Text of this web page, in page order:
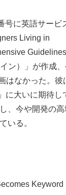
に英語サービ
Living in
ン）」が作成、
なかった。彼
大いに期待し
、今や開発の
いる。
Keyword